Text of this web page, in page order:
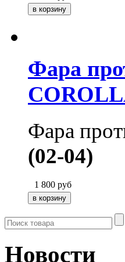
Фара
Фара
(02-04)
1 800 руб
Новости